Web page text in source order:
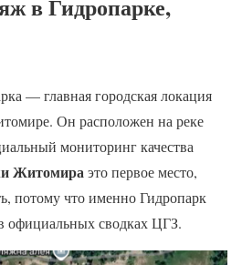
в Гидропарке,
— главная городская локация
Он расположен на реке
мониторинг качества
Житомираэто первое место,
потому что именно Гидропарк
официальных сводках ЦГЗ.